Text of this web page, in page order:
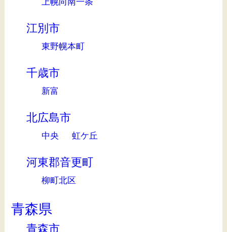
江別市
東野幌本町
千歳市
新富
北広島市
中央 虹ケ丘
河東郡音更町
柳町北区
青森県
青森市